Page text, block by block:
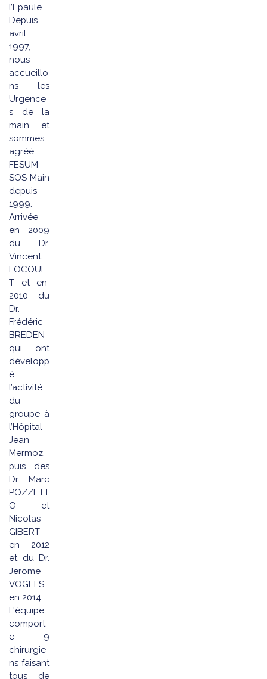
l’Epaule.
Depuis
avril
1997,
nous
accueillo
ns les
Urgence
s de la
main et
sommes
agréé
FESUM
SOS Main
depuis
1999.
Arrivée
en 2009
du Dr.
Vincent
LOCQUE
T et en
2010 du
Dr.
Frédéric
BREDEN
qui ont
développ
é
l’activité
du
groupe à
l’Hôpital
Jean
Mermoz,
puis des
Dr. Marc
POZZETT
O et
Nicolas
GIBERT
en 2012
et du Dr.
Jerome
VOGELS
en 2014.
L'équipe
comport
e 9
chirurgie
ns faisant
tous de